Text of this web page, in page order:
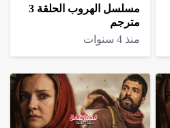
مسلسل الهروب الحلقة 3
مترجم
منذ 4 سنوات